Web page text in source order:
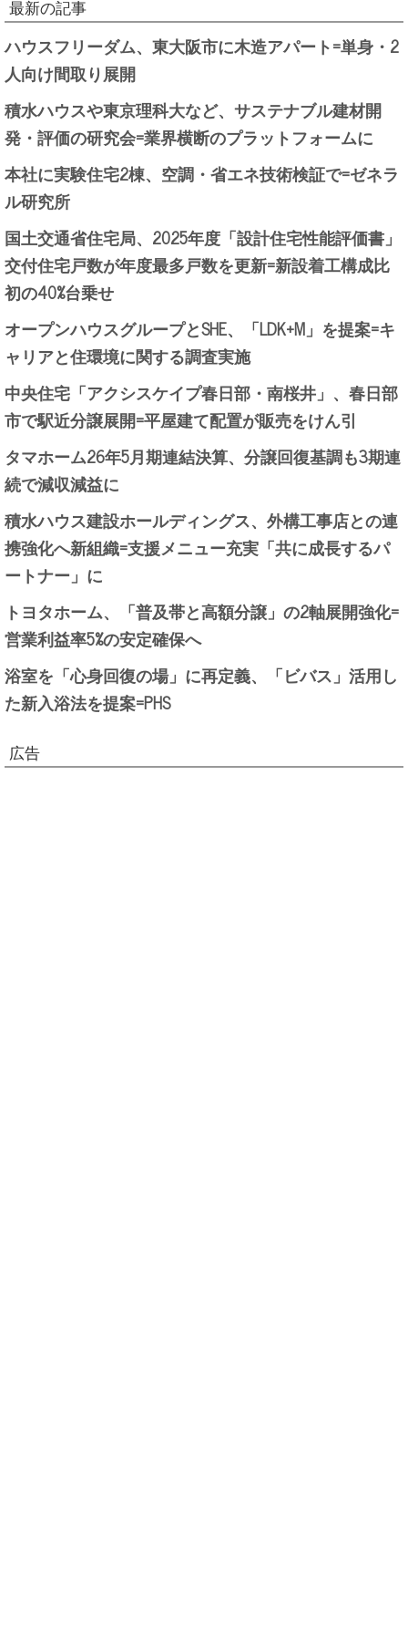
最新の記事
ハウスフリーダム、東大阪市に木造アパート=単身・2
人向け間取り展開
積水ハウスや東京理科大など、サステナブル建材開
発・評価の研究会=業界横断のプラットフォームに
本社に実験住宅2棟、空調・省エネ技術検証で=ゼネラ
ル研究所
国土交通省住宅局、2025年度「設計住宅性能評価書」
交付住宅戸数が年度最多戸数を更新=新設着工構成比
初の40%台乗せ
オープンハウスグループとSHE、「LDK+M」を提案=キ
ャリアと住環境に関する調査実施
中央住宅「アクシスケイプ春日部・南桜井」、春日部
市で駅近分譲展開=平屋建て配置が販売をけん引
タマホーム26年5月期連結決算、分譲回復基調も3期連
続で減収減益に
積水ハウス建設ホールディングス、外構工事店との連
携強化へ新組織=支援メニュー充実「共に成長するパ
ートナー」に
トヨタホーム、「普及帯と高額分譲」の2軸展開強化=
営業利益率5%の安定確保へ
浴室を「心身回復の場」に再定義、「ビバス」活用し
た新入浴法を提案=PHS
広告